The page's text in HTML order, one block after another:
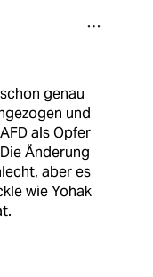
genau
und
als Opfer
Änderung
aber es
wie Yohak